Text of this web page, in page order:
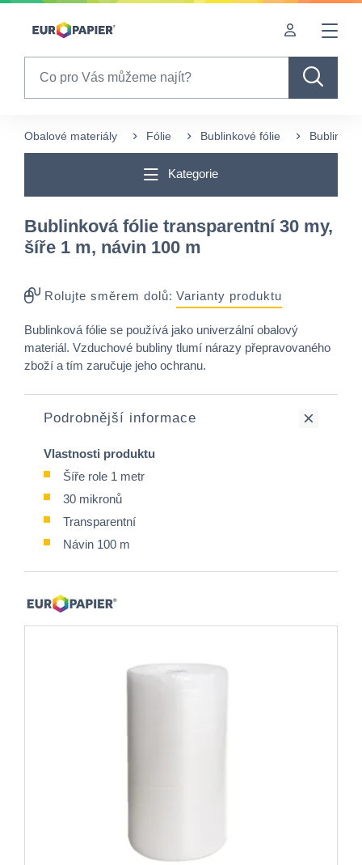
Table Of Content
Pro Vás zajímavé produkty
Obalové materiály Fólie Bublinkové fólie
Kategorie
Bublinková fólie transparentní 30 my,
šíře 1 m, návin 100 m
Rolujte směrem dolů: Varianty produktu
Bublinková fólie se používá jako univerzální obalový
materiál. Vzduchové bubliny tlumí nárazy přepravovaného
zboží a tím zaručuje jeho ochranu.
Podrobnější informace
Vlastnosti produktu
Šíře role 1 metr
30 mikronů
Transparentní
Návin 100 m